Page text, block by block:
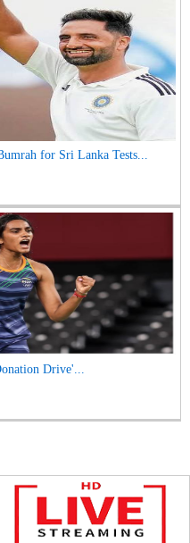
for Sri Lanka Tests...
Drive'...